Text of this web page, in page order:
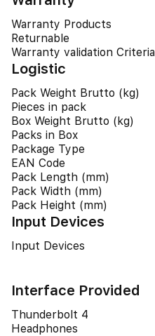
Warranty Products
Returnable
Warranty validation Criteria
Logistic
Pack Weight Brutto (kg)
Pieces in pack
Box Weight Brutto (kg)
Packs in Box
Package Type
EAN Code
Pack Length (mm)
Pack Width (mm)
Pack Height (mm)
Input Devices
Input Devices
Interface Provided
Thunderbolt 4
Headphones